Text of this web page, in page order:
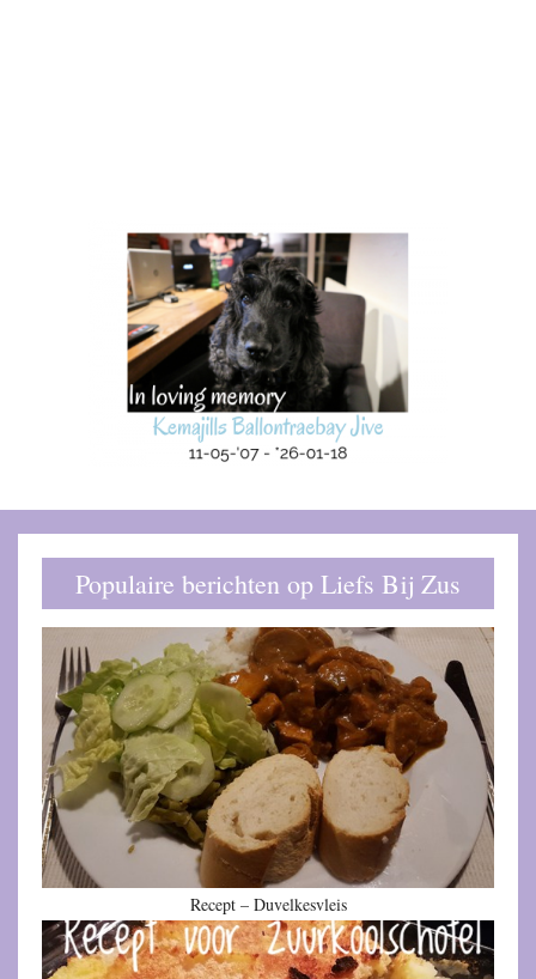
Populaire berichten op Liefs Bij Zus
Recept – Duvelkesvleis